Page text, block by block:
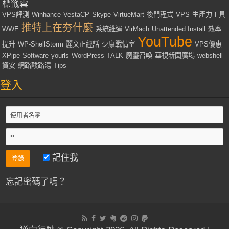
標籤雲
VPS評測 Winhance VestaCP Skype VirtueMart 後門程式 VPS 生產力工具
WWE 推特上在夯什麼 系統維運 VirMach Unattended Install
效率
提升 WP-ShellStorm 麗文正經話 少康戰情室 YouTube VPS優惠
XPipe Software yourls WordPress TALK 魔靈召喚 華視新聞廣場 webshell
資安 網路酸路湯 Tips
登入
記住我
忘記密碼了嗎？